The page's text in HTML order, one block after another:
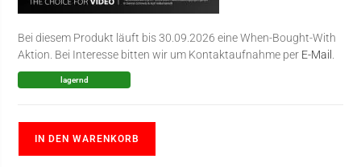
Bei diesem Produkt läuft bis 30.09.2026 eine When-Bought-With
Aktion. Bei Interesse bitten wir um Kontaktaufnahme per E-Mail .
lagernd
IN DEN WARENKORB